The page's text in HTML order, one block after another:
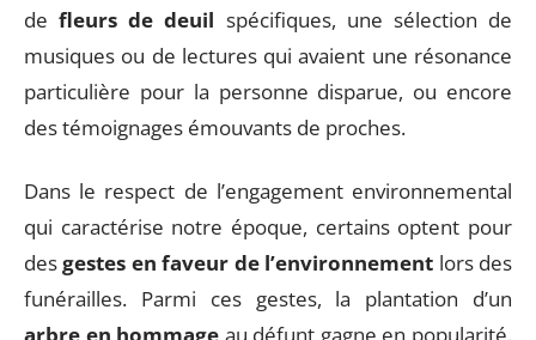
defleurs de deuil spécifiques, une sélection de
musiques ou de lectures qui avaient une résonance
particulière pour la personne disparue, ou encore
des témoignages émouvants de proches.
Dans le respect de l’engagement environnemental
qui caractérise notre époque, certains optent pour
desgestes en faveur de l’environnement lors des
funérailles. Parmi ces gestes, la plantation d’un
arbre en hommage au défunt gagne en popularité.